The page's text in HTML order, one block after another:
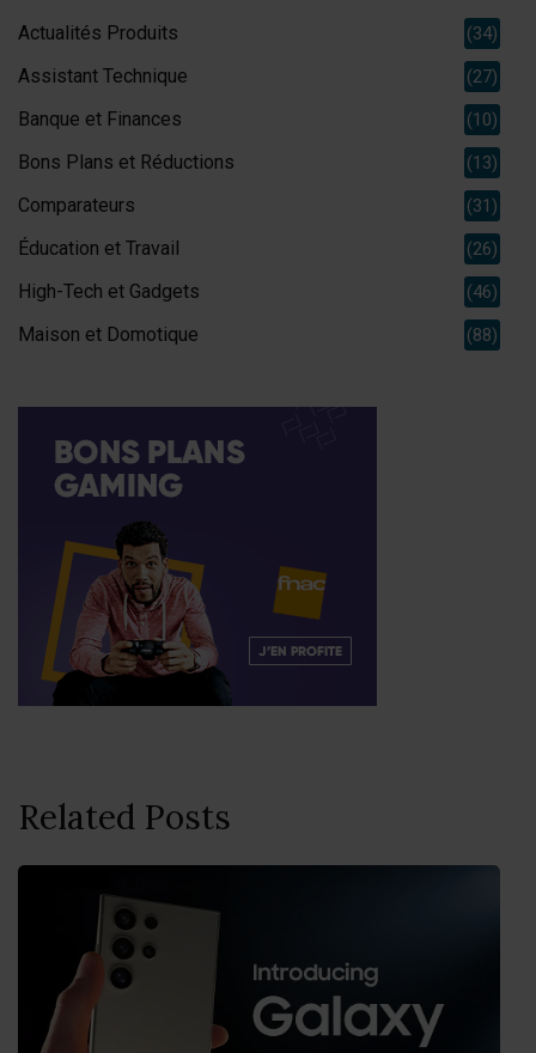
Actualités Produits (34)
Assistant Technique (27)
Banque et Finances (10)
Bons Plans et Réductions (13)
Comparateurs (31)
Éducation et Travail (26)
High-Tech et Gadgets (46)
Maison et Domotique (88)
Related Posts